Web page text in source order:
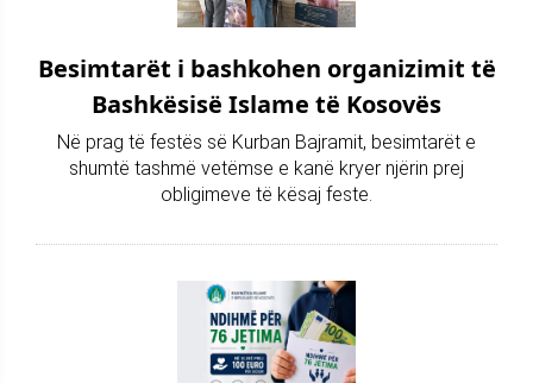
Besimtarët i bashkohen organizimit të
Bashkësisë Islame të Kosovës
Në prag të festës së Kurban Bajramit, besimtarët e
shumtë tashmë vetëmse e kanë kryer njërin prej
obligimeve të kësaj feste.